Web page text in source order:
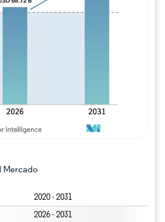
Mercado
2020 - 2031
2026 - 2031